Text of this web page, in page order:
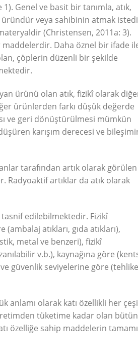
Genel ve basit bir tanımla, atık,
veya sahibinin atmak
(Christensen, 2011a: 3).
maddelerdir. Daha öznel bir ifade
çöplerin düzenli bir şekilde
ürünü olan atık, fizikî olarak
ürünlerden farkı düşük değerde
ve geri dönüştürülmesi mümkün
karışım derecesi ve
tarafından artık olarak
Radyoaktif artıklar da atık olarak
tasnif edilebilmektedir. Fizikî
atıkları, gıda atıkları),
metal ve benzeri), fizikî
v.b.), kaynağına göre
güvenlik seviyelerine göre
anlamı olarak katı özellikli her
tüketime kadar olan bütün
özelliğe sahip maddelerin